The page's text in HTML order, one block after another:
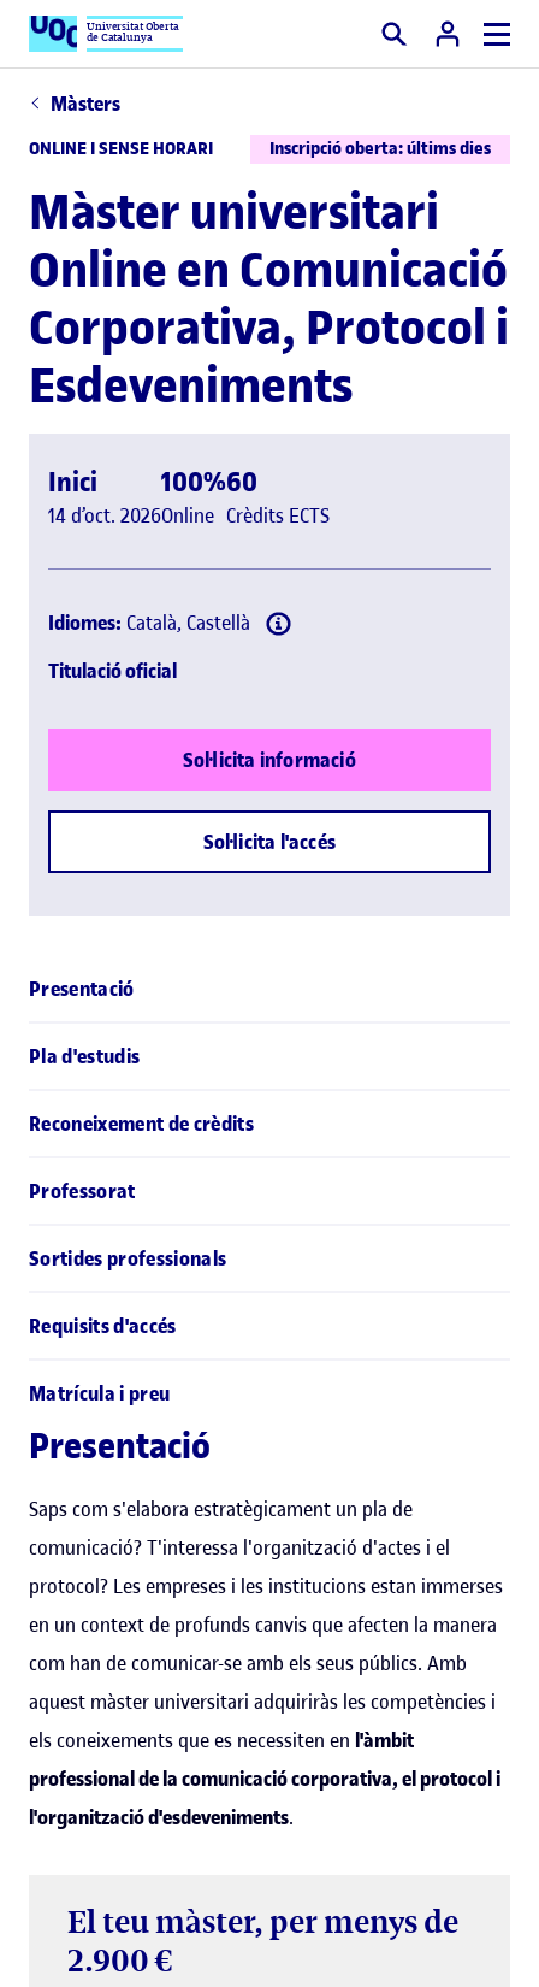
Universitat Oberta
de Catalunya Cercar
Màsters
ONLINE I SENSE HORARI Inscripció oberta: últims dies
Màster universitari
Online en Comunicació
Corporativa, Protocol i
Esdeveniments
Inici
14 d’oct. 2026
100%
Online
60
Crèdits ECTS
Idiomes: Català, Castellà
Titulació oficial
Sol·licita informació
Sol·licita l'accés
Presentació
Pla d'estudis
Reconeixement de crèdits
Professorat
Sortides professionals
Requisits d'accés
Matrícula i preu
Presentació
Saps com s'elabora estratègicament un pla de
comunicació? T'interessa l'organització d'actes i el
protocol? Les empreses i les institucions estan immerses
en un context de profunds canvis que afecten la manera
com han de comunicar-se amb els seus públics. Amb
aquest màster universitari adquiriràs les competències i
els coneixements que es necessiten en l'àmbit
professional de la comunicació corporativa, el protocol i
l'organització d'esdeveniments.
El teu màster, per menys de
2.900 €